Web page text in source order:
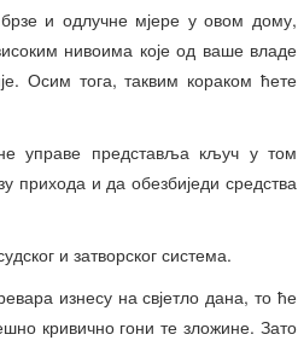
и одлучне мјере у овом дому,
нивоима које од ваше владе
Осим тога, таквим кораком ћете
управе представља кључ у том
прихода и да обезбиједи средства
и затворског система.
изнесу на свјетло дана, то ће
кривично гони те зложине. Зато